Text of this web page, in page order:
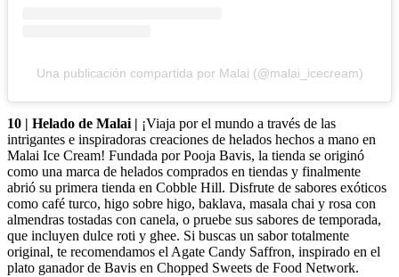
Una publicación compartida por Malai (@malai_icecream)
10 | Helado de Malai | ¡Viaja por el mundo a través de las
intrigantes e inspiradoras creaciones de helados hechos a mano en
Malai Ice Cream! Fundada por Pooja Bavis, la tienda se originó
como una marca de helados comprados en tiendas y finalmente
abrió su primera tienda en Cobble Hill. Disfrute de sabores exóticos
como café turco, higo sobre higo, baklava, masala chai y rosa con
almendras tostadas con canela, o pruebe sus sabores de temporada,
que incluyen dulce roti y ghee. Si buscas un sabor totalmente
original, te recomendamos el Agate Candy Saffron, inspirado en el
plato ganador de Bavis en Chopped Sweets de Food Network.